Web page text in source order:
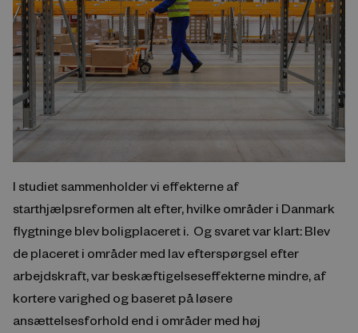
I studiet sammenholder vi effekterne af
starthjælpsreformen alt efter, hvilke områder i Danmark
flygtninge blev boligplaceret i. Og svaret var klart: Blev
de placeret i områder med lav efterspørgsel efter
arbejdskraft, var beskæftigelseseffekterne mindre, af
kortere varighed og baseret på løsere
ansættelsesforhold end i områder med høj